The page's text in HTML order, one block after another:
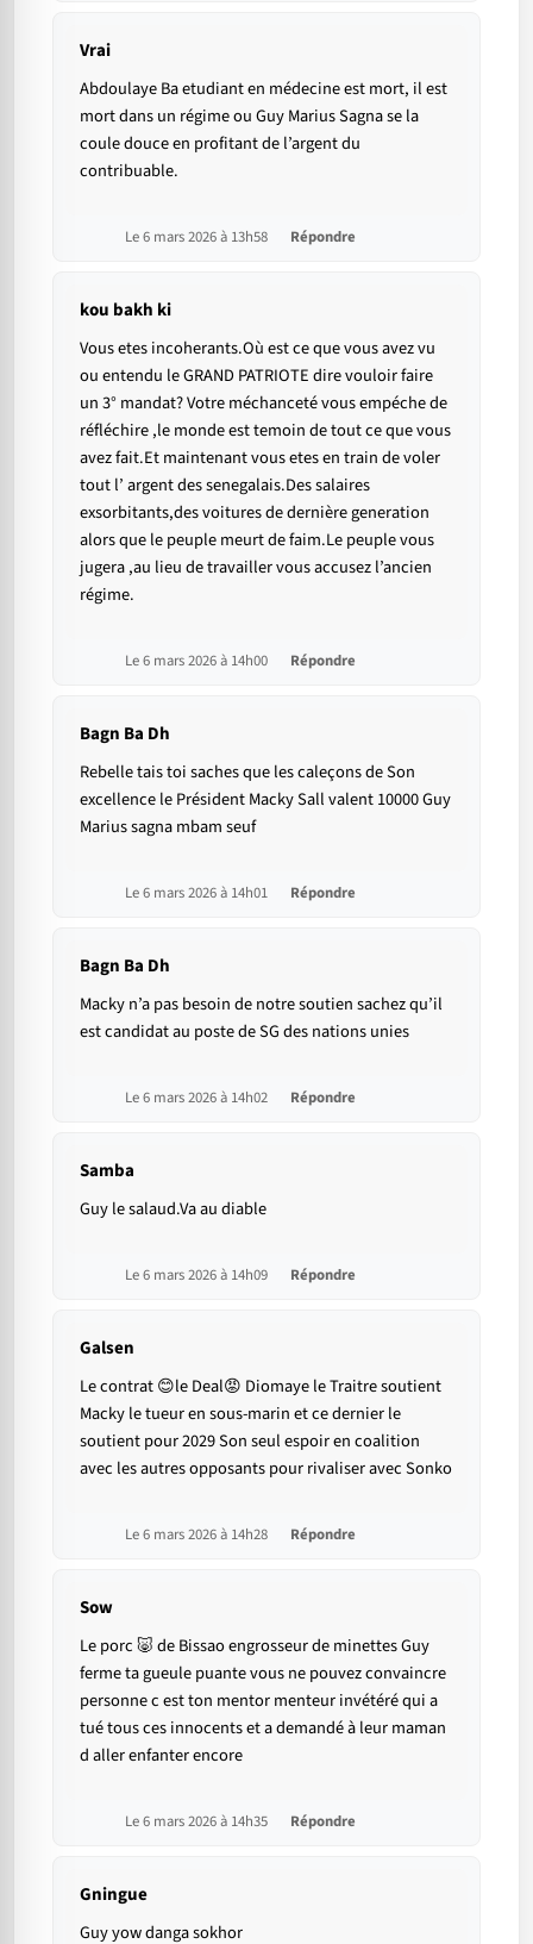
Vrai
Abdoulaye Ba etudiant en médecine est mort, il est
mort dans un régime ou Guy Marius Sagna se la
coule douce en profitant de l’argent du
contribuable.
Le 6 mars 2026 à 13h58 Répondre
kou bakh ki
Vous etes incoherants.Où est ce que vous avez vu
ou entendu le GRAND PATRIOTE dire vouloir faire
un 3° mandat? Votre méchanceté vous empéche de
réfléchire ,le monde est temoin de tout ce que vous
avez fait.Et maintenant vous etes en train de voler
tout l’ argent des senegalais.Des salaires
exsorbitants,des voitures de dernière generation
alors que le peuple meurt de faim.Le peuple vous
jugera ,au lieu de travailler vous accusez l’ancien
régime.
Le 6 mars 2026 à 14h00 Répondre
Bagn Ba Dh
Rebelle tais toi saches que les caleçons de Son
excellence le Président Macky Sall valent 10000 Guy
Marius sagna mbam seuf
Le 6 mars 2026 à 14h01 Répondre
Bagn Ba Dh
Macky n’a pas besoin de notre soutien sachez qu’il
est candidat au poste de SG des nations unies
Le 6 mars 2026 à 14h02 Répondre
Samba
Guy le salaud.Va au diable
Le 6 mars 2026 à 14h09 Répondre
Galsen
Le contrat 😊le Deal😡 Diomaye le Traitre soutient
Macky le tueur en sous-marin et ce dernier le
soutient pour 2029 Son seul espoir en coalition
avec les autres opposants pour rivaliser avec Sonko
Le 6 mars 2026 à 14h28 Répondre
Sow
Le porc 🐷 de Bissao engrosseur de minettes Guy
ferme ta gueule puante vous ne pouvez convaincre
personne c est ton mentor menteur invétéré qui a
tué tous ces innocents et a demandé à leur maman
d aller enfanter encore
Le 6 mars 2026 à 14h35 Répondre
Gningue
Guy yow danga sokhor